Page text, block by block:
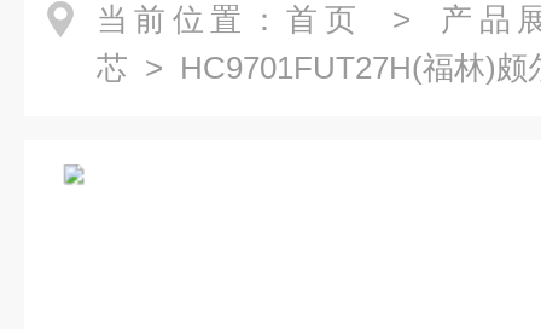
当前位置： 首页 > 产品
芯 > HC9701FUT27H(福林)颇